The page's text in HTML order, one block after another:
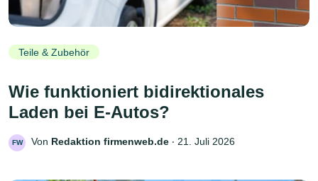
Teile & Zubehör
Wie funktioniert bidirektionales
Laden bei E-Autos?
FW Von Redaktion firmenweb.de ‧ 21. Juli 2026